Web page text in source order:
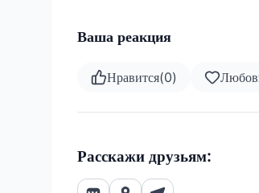
Ваша реакция
Нравится(0)
Расскажи друзьям: